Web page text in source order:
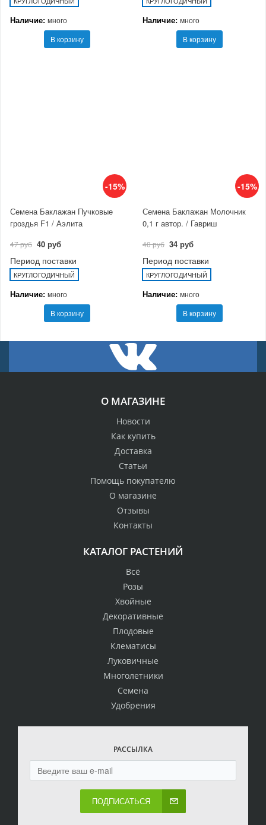
Наличие: много
В корзину
Наличие: много
В корзину
-15%
Семена Баклажан Пучковые
гроздья F1 / Аэлита
47 руб 40 руб
Период поставки
КРУГЛОГОДИЧНЫЙ
Наличие: много
В корзину
-15%
Семена Баклажан Молочник
0,1 г автор. / Гавриш
40 руб 34 руб
Период поставки
КРУГЛОГОДИЧНЫЙ
Наличие: много
В корзину
О МАГАЗИНЕ
Новости
Как купить
Доставка
Статьи
Помощь покупателю
О магазине
Отзывы
Контакты
КАТАЛОГ РАСТЕНИЙ
Всё
Розы
Хвойные
Декоративные
Плодовые
Клематисы
Луковичные
Многолетники
Семена
Удобрения
РАССЫЛКА
ПОДПИСАТЬСЯ